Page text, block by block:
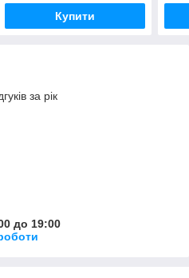
Купити
за рік
до 19:00